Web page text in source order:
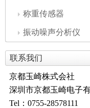
称重传感器
振动噪声分析仪
联系我们
京都玉崎株式会社
深圳市京都玉崎电子
Tel：0755-28578111